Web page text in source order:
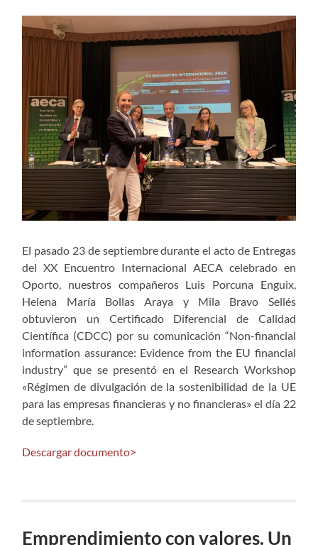
El pasado 23 de septiembre durante el acto de Entregas
del XX Encuentro Internacional AECA celebrado en
Oporto, nuestros compañeros Luis Porcuna Enguix,
Helena María Bollas Araya y Mila Bravo Sellés
obtuvieron un Certificado Diferencial de Calidad
Científica (CDCC) por su comunicación “Non-financial
information assurance: Evidence from the EU financial
industry” que se presentó en el Research Workshop
«Régimen de divulgación de la sostenibilidad de la UE
para las empresas financieras y no financieras» el día 22
de septiembre.
Descargar documento>
Emprendimiento con valores. Un